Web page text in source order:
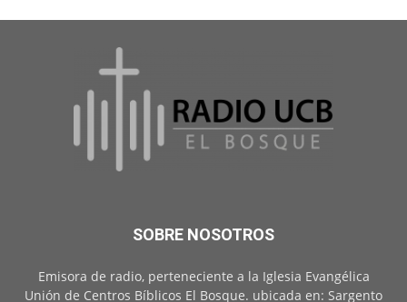
SOBRE NOSOTROS
Emisora de radio, perteneciente a la Iglesia Evangélica
Unión de Centros Bíblicos El Bosque. ubicada en: Sargento